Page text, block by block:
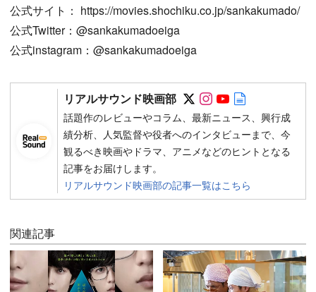
公式サイト： https://movies.shochiku.co.jp/sankakumado/
公式Twitter：@sankakumadoeiga
公式instagram：@sankakumadoeiga
リアルサウンド映画部 Follow on SNS
Follow on SNS
Follow on
話題作のレビューやコラム、最新ニュース、興行成
績分析、人気監督や役者へのインタビューまで、今
観るべき映画やドラマ、アニメなどのヒントとなる
記事をお届けします。
リアルサウンド映画部の記事一覧はこちら
関連記事